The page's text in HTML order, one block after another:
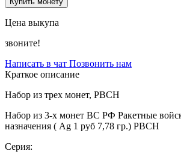
Цена выкупа
звоните!
Написать в чат Позвонить нам
Краткое описание
Набор из трех монет, РВСН
Набор из 3-х монет ВС РФ Ракетные
назначения ( Ag 1 руб 7,78 гр.) РВСН
Серия: